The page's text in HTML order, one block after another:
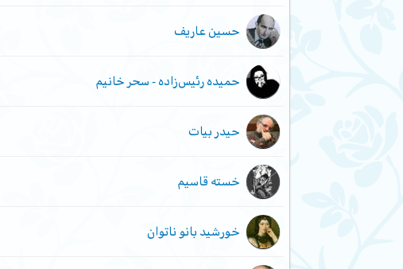
حسین عاریف
حمیده رئیس‌زاده - سحر خانیم
حیدر بیات
خسته قاسیم
خورشید بانو ناتوان